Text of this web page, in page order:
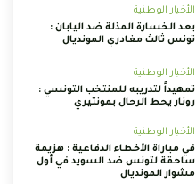
الأخبار الوطنية
بعد الخسارة المذلة ضد اليابان :
تونس ثالث مغادري المونديال
الأخبار الوطنية
تمهيداً لتدريبه للمنتخب التونسي :
رونار يحط الرحال بمونتيري
الأخبار الوطنية
في مباراة الأخطاء الدفاعية : هزيمة
ساحقة لتونس ضد السويد في أول
مشوار المونديال